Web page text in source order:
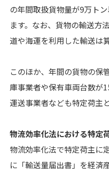
の年間取扱貨物量が9万ト
ます。なお、貨物の輸送方
道や海運を利用した輸送は
このほか、年間の貨物の保
庫事業者や保有車両台数が
運送事業者なども特定荷主
物流効率化法における特定
物流効率化法で特定荷主に
に「輸送量届出書」を経済